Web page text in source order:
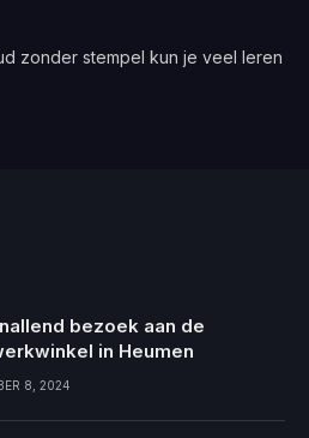
zonder stempel kun je veel leren
bezoek aan de
in Heumen
8, 2024